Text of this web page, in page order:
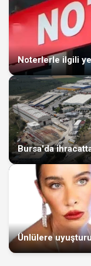
Noterlerle ilgili
Bursa'da
Ünlülere